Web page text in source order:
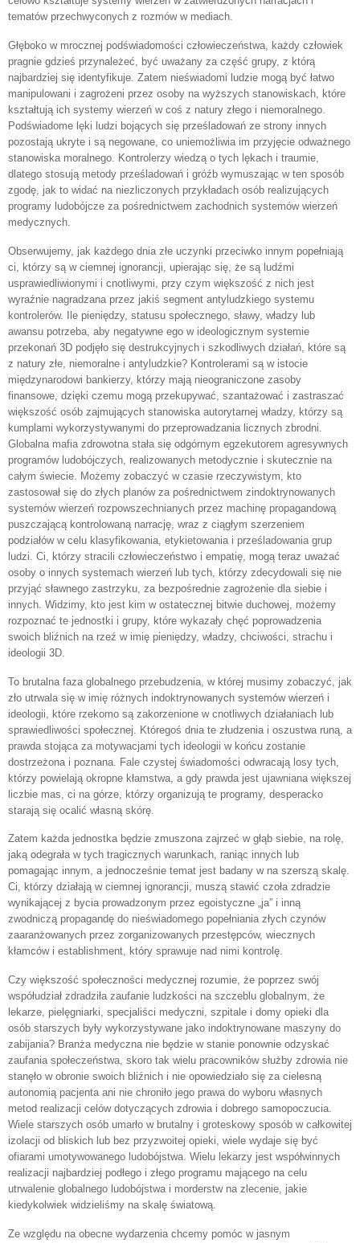
tematów przechwyconych z rozmów w mediach.
Głęboko w mrocznej podświadomości człowieczeństwa, każdy człowiek
pragnie gdzieś przynależeć, być uważany za część grupy, z którą
najbardziej się identyfikuje. Zatem nieświadomi ludzie mogą być łatwo
manipulowani i zagrożeni przez osoby na wyższych stanowiskach, które
kształtują ich systemy wierzeń w coś z natury złego i niemoralnego.
Podświadome lęki ludzi bojących się prześladowań ze strony innych
pozostają ukryte i są negowane, co uniemożliwia im przyjęcie odważnego
stanowiska moralnego. Kontrolerzy wiedzą o tych lękach i traumie,
dlatego stosują metody prześladowań i gróźb wymuszając w ten sposób
zgodę, jak to widać na niezliczonych przykładach osób realizujących
programy ludobójcze za pośrednictwem zachodnich systemów wierzeń
medycznych.
Obserwujemy, jak każdego dnia złe uczynki przeciwko innym popełniają
ci, którzy są w ciemnej ignorancji, upierając się, że są ludźmi
usprawiedliwionymi i cnotliwymi, przy czym większość z nich jest
wyraźnie nagradzana przez jakiś segment antyludzkiego systemu
kontrolerów. Ile pieniędzy, statusu społecznego, sławy, władzy lub
awansu potrzeba, aby negatywne ego w ideologicznym systemie
przekonań 3D podjęło się destrukcyjnych i szkodliwych działań, które są
z natury złe, niemoralne i antyludzkie? Kontrolerami są w istocie
międzynarodowi bankierzy, którzy mają nieograniczone zasoby
finansowe, dzięki czemu mogą przekupywać, szantażować i zastraszać
większość osób zajmujących stanowiska autorytarnej władzy, którzy są
kumplami wykorzystywanymi do przeprowadzania licznych zbrodni.
Globalna mafia zdrowotna stała się odgórnym egzekutorem agresywnych
programów ludobójczych, realizowanych metodycznie i skutecznie na
całym świecie. Możemy zobaczyć w czasie rzeczywistym, kto
zastosował się do złych planów za pośrednictwem zindoktrynowanych
systemów wierzeń rozpowszechnianych przez machinę propagandową
puszczającą kontrolowaną narrację, wraz z ciągłym szerzeniem
podziałów w celu klasyfikowania, etykietowania i prześladowania grup
ludzi. Ci, którzy stracili człowieczeństwo i empatię, mogą teraz uważać
osoby o innych systemach wierzeń lub tych, którzy zdecydowali się nie
przyjąć sławnego zastrzyku, za bezpośrednie zagrożenie dla siebie i
innych. Widzimy, kto jest kim w ostatecznej bitwie duchowej, możemy
rozpoznać te jednostki i grupy, które wykazały chęć poprowadzenia
swoich bliźnich na rzeź w imię pieniędzy, władzy, chciwości, strachu i
ideologii 3D.
To brutalna faza globalnego przebudzenia, w której musimy zobaczyć, jak
zło utrwala się w imię różnych indoktrynowanych systemów wierzeń i
ideologii, które rzekomo są zakorzenione w cnotliwych działaniach lub
sprawiedliwości społecznej. Któregoś dnia te złudzenia i oszustwa runą, a
prawda stojąca za motywacjami tych ideologii w końcu zostanie
dostrzeżona i poznana. Fale czystej świadomości odwracają losy tych,
którzy powielają okropne kłamstwa, a gdy prawda jest ujawniana większej
liczbie mas, ci na górze, którzy organizują te programy, desperacko
starają się ocalić własną skórę.
Zatem każda jednostka będzie zmuszona zajrzeć w głąb siebie, na rolę,
jaką odegrała w tych tragicznych warunkach, raniąc innych lub
pomagając innym, a jednocześnie temat jest badany w na szerszą skalę.
Ci, którzy działają w ciemnej ignorancji, muszą stawić czoła zdradzie
wynikającej z bycia prowadzonym przez egoistyczne „ja” i inną
zwodniczą propagandę do nieświadomego popełniania złych czynów
zaaranżowanych przez zorganizowanych przestępców, wiecznych
kłamców i establishment, który sprawuje nad nimi kontrolę.
Czy większość społeczności medycznej rozumie, że poprzez swój
współudział zdradziła zaufanie ludzkości na szczeblu globalnym, że
lekarze, pielęgniarki, specjaliści medyczni, szpitale i domy opieki dla
osób starszych były wykorzystywane jako indoktrynowane maszyny do
zabijania? Branża medyczna nie będzie w stanie ponownie odzyskać
zaufania społeczeństwa, skoro tak wielu pracowników służby zdrowia nie
stanęło w obronie swoich bliźnich i nie opowiedziało się za cielesną
autonomią pacjenta ani nie chroniło jego prawa do wyboru własnych
metod realizacji celów dotyczących zdrowia i dobrego samopoczucia.
Wiele starszych osób umarło w brutalny i groteskowy sposób w całkowitej
izolacji od bliskich lub bez przyzwoitej opieki, wiele wydaje się być
ofiarami umotywowanego ludobójstwa. Wielu lekarzy jest współwinnych
realizacji najbardziej podłego i złego programu mającego na celu
utrwalenie globalnego ludobójstwa i morderstw na zlecenie, jakie
kiedykolwiek widzieliśmy na skalę światową.
Ze względu na obecne wydarzenia chcemy pomóc w jasnym